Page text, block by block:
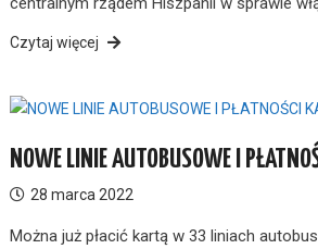
Czytaj więcej
NOWE LINIE AUTOBUSOWE I
28 marca 2022
Można już płacić kartą w 33 liniach